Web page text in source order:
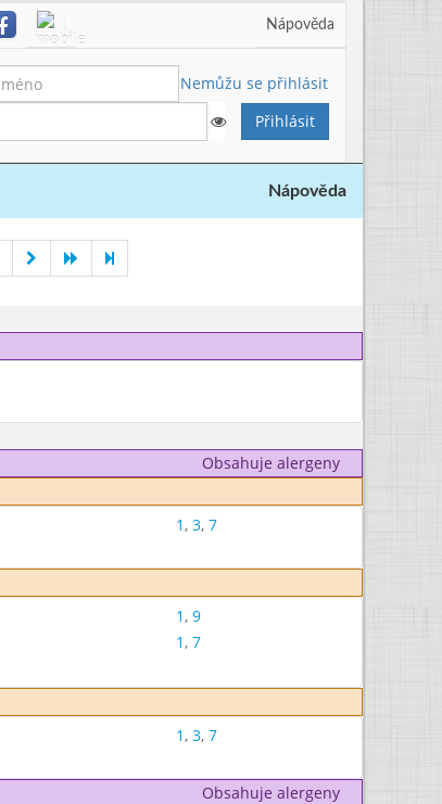
Nápověda
Nemůžu se přihlásit
Nápověda
Obsahuje alergeny
1, 3, 7
1, 9
1, 7
1, 3, 7
Obsahuje alergeny